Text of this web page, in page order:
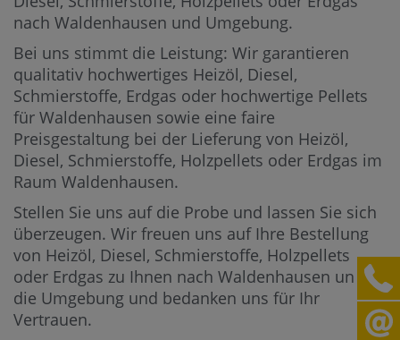
nach Waldenhausen und Umgebung.
Bei uns stimmt die Leistung: Wir garantieren
qualitativ hochwertiges Heizöl, Diesel,
Schmierstoffe, Erdgas oder hochwertige Pellets
für Waldenhausen sowie eine faire
Preisgestaltung bei der Lieferung von Heizöl,
Diesel, Schmierstoffe, Holzpellets oder Erdgas im
Raum Waldenhausen.
Stellen Sie uns auf die Probe und lassen Sie sich
überzeugen. Wir freuen uns auf Ihre Bestellung
von Heizöl, Diesel, Schmierstoffe, Holzpellets
oder Erdgas zu Ihnen nach Waldenhausen und in
die Umgebung und bedanken uns für Ihr
Vertrauen.